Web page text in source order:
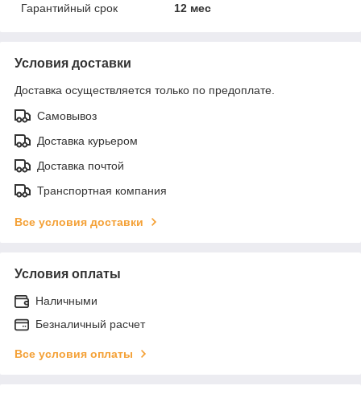
Гарантийный срок
12 мес
Условия доставки
Доставка осуществляется только по предоплате.
Самовывоз
Доставка курьером
Доставка почтой
Транспортная компания
Все условия доставки
Условия оплаты
Наличными
Безналичный расчет
Все условия оплаты